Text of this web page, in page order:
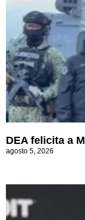
DEA felicita a
agosto 5, 2026